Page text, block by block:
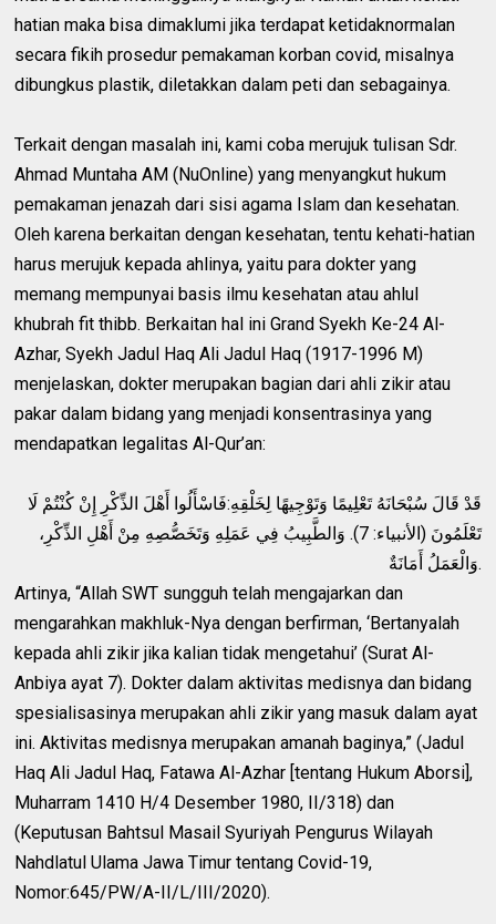
hatian maka bisa dimaklumi jika terdapat ketidaknormalan
secara fikih prosedur pemakaman korban covid, misalnya
dibungkus plastik, diletakkan dalam peti dan sebagainya.
Terkait dengan masalah ini, kami coba merujuk tulisan Sdr.
Ahmad Muntaha AM (NuOnline) yang menyangkut hukum
pemakaman jenazah dari sisi agama Islam dan kesehatan.
Oleh karena berkaitan dengan kesehatan, tentu kehati-hatian
harus merujuk kepada ahlinya, yaitu para dokter yang
memang mempunyai basis ilmu kesehatan atau ahlul
khubrah fit thibb. Berkaitan hal ini Grand Syekh Ke-24 Al-
Azhar, Syekh Jadul Haq Ali Jadul Haq (1917-1996 M)
menjelaskan, dokter merupakan bagian dari ahli zikir atau
pakar dalam bidang yang menjadi konsentrasinya yang
mendapatkan legalitas Al-Qur’an:
قَدْ قَالَ سُبْحَانَهُ تَعْلِيمًا وَتَوْجِيهًا لِخَلْقِهِ:فَاسْأَلُوا أَهْلَ الذِّكْرِ إِنْ كُنْتُمْ لَا
تَعْلَمُونَ (الأنبياء: 7). وَالطَّبِيبُ فِي عَمَلِهِ وَتَخَصُّصِهِ مِنْ أَهْلِ الذِّكْرِ،
وَالْعَمَلُ أَمَانَةٌ.
Artinya, “Allah SWT sungguh telah mengajarkan dan
mengarahkan makhluk-Nya dengan berfirman, ‘Bertanyalah
kepada ahli zikir jika kalian tidak mengetahui’ (Surat Al-
Anbiya ayat 7). Dokter dalam aktivitas medisnya dan bidang
spesialisasinya merupakan ahli zikir yang masuk dalam ayat
ini. Aktivitas medisnya merupakan amanah baginya,” (Jadul
Haq Ali Jadul Haq, Fatawa Al-Azhar [tentang Hukum Aborsi],
Muharram 1410 H/4 Desember 1980, II/318) dan
(Keputusan Bahtsul Masail Syuriyah Pengurus Wilayah
Nahdlatul Ulama Jawa Timur tentang Covid-19,
Nomor:645/PW/A-II/L/III/2020).